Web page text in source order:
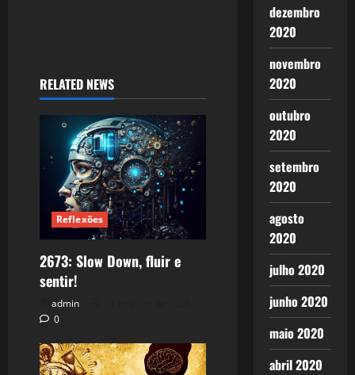
RELATED NEWS
Reflexões
2673: Slow Down, fluir e
sentir!
admin
0
dezembro
2020
novembro
2020
outubro
2020
setembro
2020
agosto
2020
julho 2020
junho 2020
maio 2020
abril 2020